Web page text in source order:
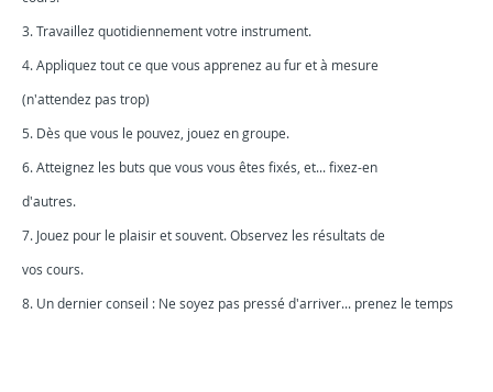
3. Travaillez quotidiennement votre instrument.
4. Appliquez tout ce que vous apprenez au fur et à mesure
(n'attendez pas trop)
5. Dès que vous le pouvez, jouez en groupe.
6. Atteignez les buts que vous vous êtes fixés, et... fixez-en
d'autres.
7. Jouez pour le plaisir et souvent. Observez les résultats de
vos cours.
8. Un dernier conseil : Ne soyez pas pressé d'arriver... prenez le temps